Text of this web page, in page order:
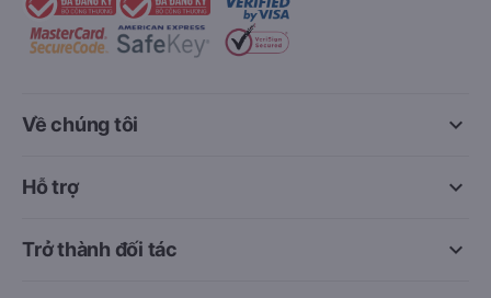
keyboard_arrow_down
Về chúng tôi
keyboard_arrow_down
Hỗ trợ
keyboard_arrow_down
Trở thành đối tác